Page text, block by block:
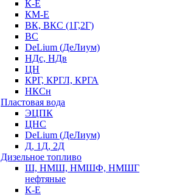
К-Е
КМ-Е
ВК, ВКС (1Г,2Г)
ВС
DeLium (ДеЛиум)
НДс, НДв
ЦН
КРГ, КРГЛ, КРГА
НКСн
Пластовая вода
ЭЦПК
ЦНС
DeLium (ДеЛиум)
Д, 1Д, 2Д
Дизельное топливо
Ш, НМШ, НМШФ, НМШГ
нефтяные
К-Е